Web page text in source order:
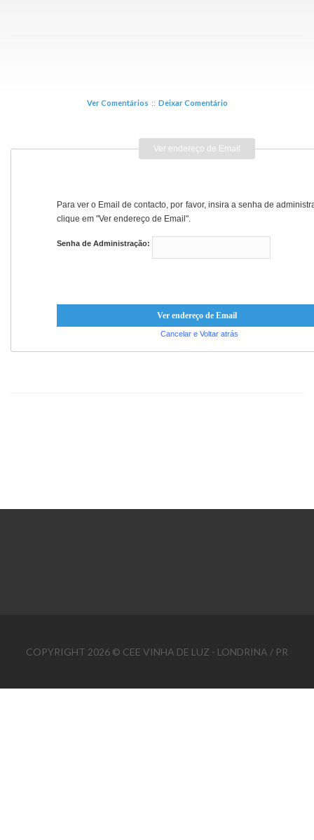
Ver Comentários :: Deixar Comentário
Ver endereço de Email
Para ver o Email de contacto, por favor, insira a senha de
clique em "Ver endereço de Email".
Senha de Administração:
Cancelar e Voltar atrás
COPYRIGHT 2026 © CEE VINHA DE LUZ - LONDRINA / PR